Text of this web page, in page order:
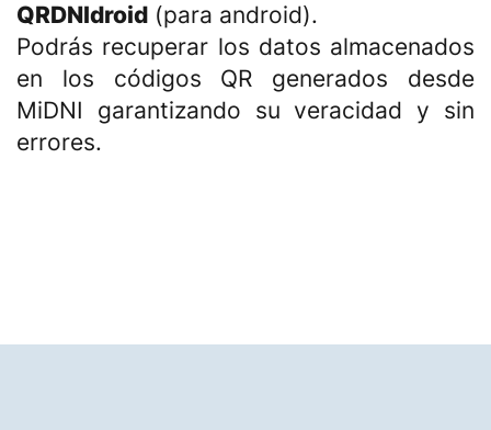
QRDNIdroid (para android).
Podrás recuperar los datos almacenados
en los códigos QR generados desde
MiDNI garantizando su veracidad y sin
errores.